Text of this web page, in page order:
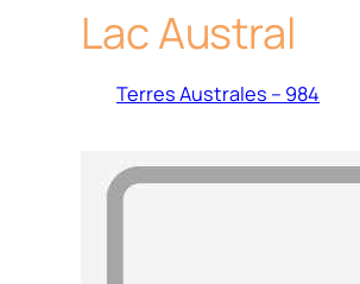
Lac Austral
Terres Australes – 984